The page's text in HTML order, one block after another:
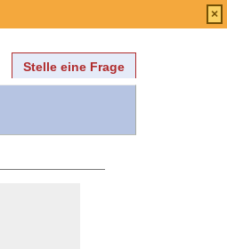
Stelle eine Frage
×